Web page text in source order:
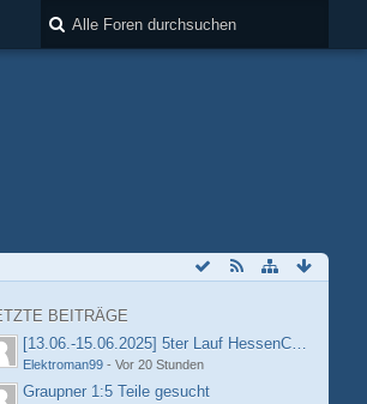
BEITRÄGE
[13.06.-15.06.2025] 5ter Lauf HessenCup OR8 /
Elektroman99 - Vor 20 Stunden
Graupner 1:5 Teile gesucht